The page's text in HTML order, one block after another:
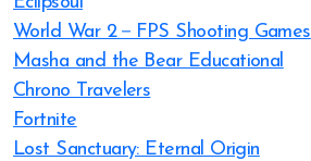
World War 2－FPS Shooting Games
Masha and the Bear Educational
Chrono Travelers
Fortnite
Lost Sanctuary: Eternal Origin